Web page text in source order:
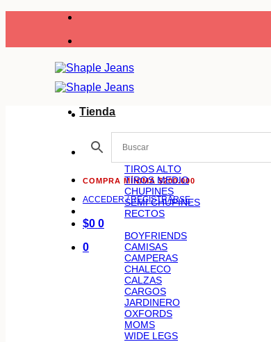
COMPRA MÍNIMA $200.000
ACCEDER / REGISTRARSE
$0 0
0
Tienda
TIROS ALTO
TIROS MEDIO
CHUPINES
SEMI CHUPINES
RECTOS
BOYFRIENDS
CAMISAS
CAMPERAS
CHALECO
CALZAS
CARGOS
JARDINERO
OXFORDS
MOMS
WIDE LEGS